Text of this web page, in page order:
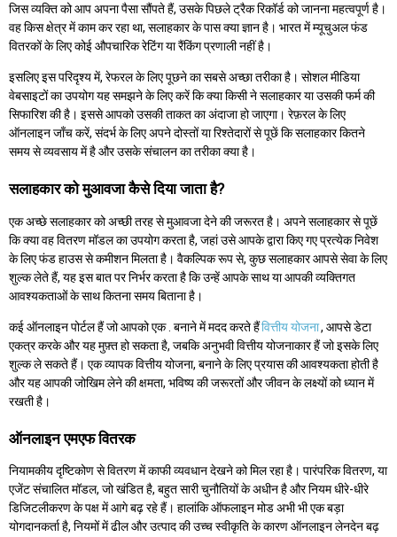
जिस व्यक्ति को आप अपना पैसा सौंपते हैं, उसके पिछले ट्रैक रिकॉर्ड को जानना महत्वपूर्ण है।
वह किस क्षेत्र में काम कर रहा था, सलाहकार के पास क्या ज्ञान है। भारत में म्यूचुअल फंड
वितरकों के लिए कोई औपचारिक रेटिंग या रैंकिंग प्रणाली नहीं है।
इसलिए इस परिदृश्य में, रेफरल के लिए पूछने का सबसे अच्छा तरीका है। सोशल मीडिया
वेबसाइटों का उपयोग यह समझने के लिए करें कि क्या किसी ने सलाहकार या उसकी फर्म की
सिफारिश की है। इससे आपको उसकी ताकत का अंदाजा हो जाएगा। रेफ़रल के लिए
ऑनलाइन जाँच करें, संदर्भ के लिए अपने दोस्तों या रिश्तेदारों से पूछें कि सलाहकार कितने
समय से व्यवसाय में है और उसके संचालन का तरीका क्या है।
सलाहकार को मुआवजा कैसे दिया जाता है?
एक अच्छे सलाहकार को अच्छी तरह से मुआवजा देने की जरूरत है। अपने सलाहकार से पूछें
कि क्या वह वितरण मॉडल का उपयोग करता है, जहां उसे आपके द्वारा किए गए प्रत्येक निवेश
के लिए फंड हाउस से कमीशन मिलता है। वैकल्पिक रूप से, कुछ सलाहकार आपसे सेवा के लिए
शुल्क लेते हैं, यह इस बात पर निर्भर करता है कि उन्हें आपके साथ या आपकी व्यक्तिगत
आवश्यकताओं के साथ कितना समय बिताना है।
कई ऑनलाइन पोर्टल हैं जो आपको एक . बनाने में मदद करते हैंवित्तीय योजना, आपसे डेटा
एकत्र करके और यह मुफ़्त हो सकता है, जबकि अनुभवी वित्तीय योजनाकार हैं जो इसके लिए
शुल्क ले सकते हैं। एक व्यापक वित्तीय योजना, बनाने के लिए प्रयास की आवश्यकता होती है
और यह आपकी जोखिम लेने की क्षमता, भविष्य की जरूरतों और जीवन के लक्ष्यों को ध्यान में
रखती है।
ऑनलाइन एमएफ वितरक
नियामकीय दृष्टिकोण से वितरण में काफी व्यवधान देखने को मिल रहा है। पारंपरिक वितरण, या
एजेंट संचालित मॉडल, जो खंडित है, बहुत सारी चुनौतियों के अधीन है और नियम धीरे-धीरे
डिजिटलीकरण के पक्ष में आगे बढ़ रहे हैं। हालांकि ऑफलाइन मोड अभी भी एक बड़ा
योगदानकर्ता है, नियमों में ढील और उत्पाद की उच्च स्वीकृति के कारण ऑनलाइन लेनदेन बढ़